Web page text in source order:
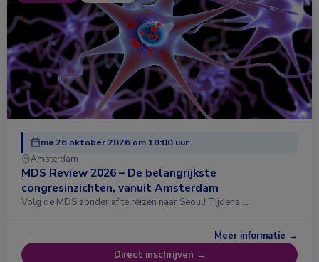
ma 26 oktober 2026 om 18:00 uur
Amsterdam
MDS Review 2026 – De belangrijkste
congresinzichten, vanuit Amsterdam
Volg de MDS zonder af te reizen naar Seoul! Tijdens …
Meer informatie →
Direct inschrijven →